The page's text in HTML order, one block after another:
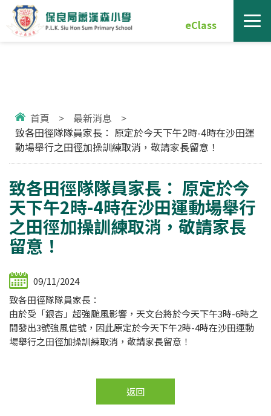
eClass
首頁 > 最新消息
>
致各田徑隊隊員家長： 原定於今天下午2時-4時在沙田運
動場舉行之田徑加操訓練取消，敬請家長留意！
致各田徑隊隊員家長： 原定於今
天下午2時-4時在沙田運動場舉行
之田徑加操訓練取消，敬請家長
留意！
09/11/2024
致各田徑隊隊員家長：
由於受「銀杏」超強颱風影響，天文台將於今天下午3時-6時之
間發出3號強風信號，因此原定於今天下午2時-4時在沙田運動
場舉行之田徑加操訓練取消，敬請家長留意！
返回